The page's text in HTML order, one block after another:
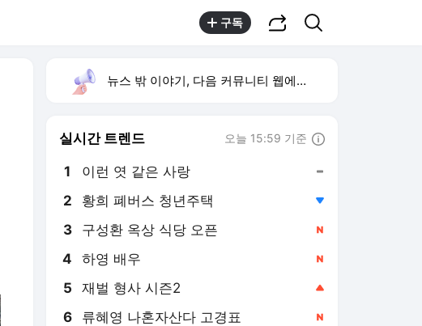
구독
뉴스 밖 이야기, 다음 커뮤니티 웹에서 보기
실시간 트렌드 오늘 15:59 기준
1 이런 엿 같은 사랑
2 황희 폐버스 청년주택
3 구성환 옥상 식당 오픈
4 하영 배우
5 재벌 형사 시즌2
6 류혜영 나혼자산다 고경표